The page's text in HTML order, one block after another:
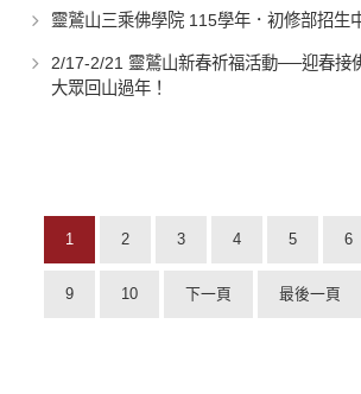
靈鷲山三乘佛學院 115學年．初修部招生
2/17-2/21 靈鷲山新春祈福活動──迎春接
大眾回山過年！
1 2 3 4 5 6
9 10 下一頁 最後一頁